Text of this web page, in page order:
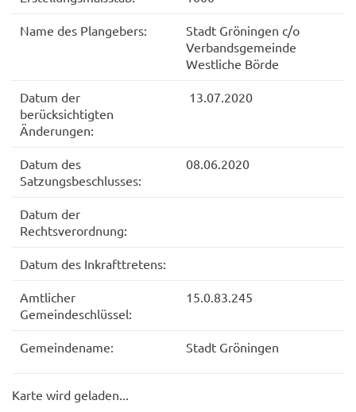
Name des Plangebers:
Stadt Gröningen c/o
Verbandsgemeinde
Westliche Börde
Datum der
berücksichtigten
Änderungen:
13.07.2020
Datum des
Satzungsbeschlusses:
08.06.2020
Datum der
Rechtsverordnung:
Datum des Inkrafttretens:
Amtlicher
Gemeindeschlüssel:
15.0.83.245
Gemeindename: Stadt Gröningen
Karte wird geladen...